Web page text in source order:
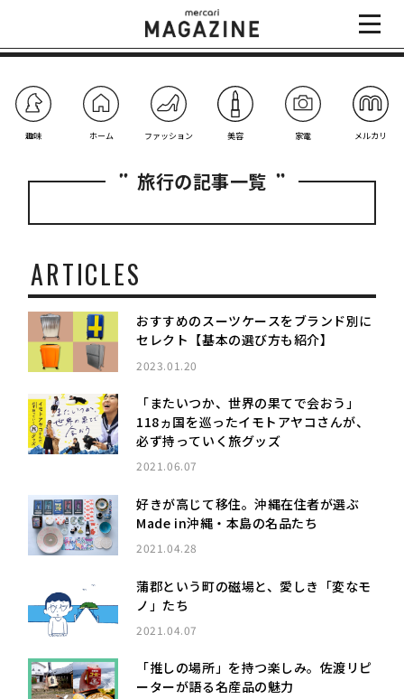
趣味 ホーム ファッション 美容 家電 メルカリ
旅行の記事一覧
ARTICLES
おすすめのスーツケースをブランド別に
セレクト【基本の選び方も紹介】
2023.01.20
「またいつか、世界の果てで会おう」
118ヵ国を巡ったイモトアヤコさんが、
必ず持っていく旅グッズ
2021.06.07
好きが高じて移住。沖縄在住者が選ぶ
Made in沖縄・本島の名品たち
2021.04.28
蒲郡という町の磁場と、愛しき「変なモ
ノ」たち
2021.04.07
「推しの場所」を持つ楽しみ。佐渡リピ
ーターが語る名産品の魅力